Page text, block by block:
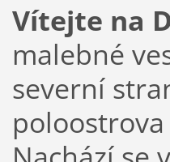
Vítejte na
malebné
severní
poloostrova